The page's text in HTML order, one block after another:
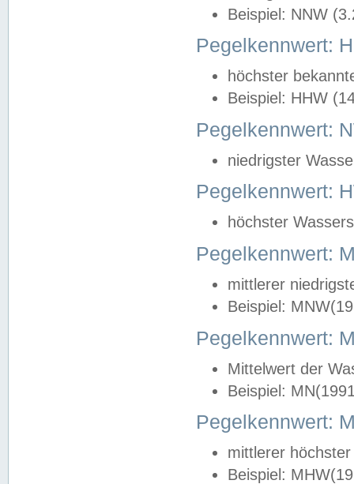
Beispiel: NNW
Pegelkennwert:
höchster
Beispiel: HHW
Pegelkennwert:
niedrigster
Pegelkennwert:
höchster
Pegelkennwert:
mittlerer
Beispiel:
Pegelkennwert:
Mittelwert der
Beispiel:
Pegelkennwert:
mittlerer
Beispiel: